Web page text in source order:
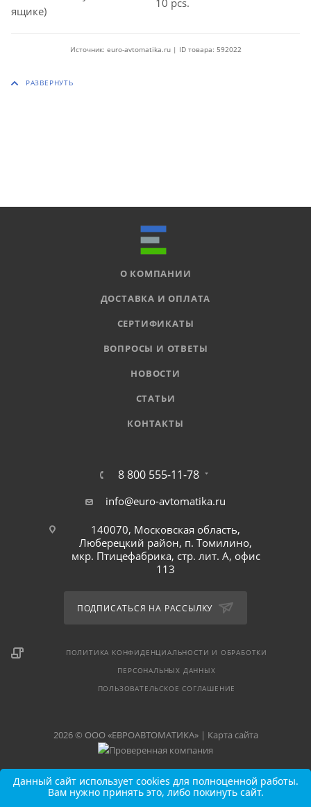
ящике)
Источник: euro-avtomatika.ru | ID товара: 592022
О КОМПАНИИ
ДОСТАВКА И ОПЛАТА
СЕРТИФИКАТЫ
ВОПРОСЫ И ОТВЕТЫ
НОВОСТИ
СТАТЬИ
КОНТАКТЫ
8 800 555-11-78
info@euro-avtomatika.ru
140070, Московская область,
Люберецкий район, п. Томилино,
мкр. Птицефабрика, стр. лит. А, офис
113
ПОДПИСАТЬСЯ НА РАССЫЛКУ
ПОЛИТИКА КОНФИДЕНЦИАЛЬНОСТИ И ОБРАБОТКИ
ПЕРСОНАЛЬНЫХ ДАННЫХ
ПОЛЬЗОВАТЕЛЬСКОЕ СОГЛАШЕНИЕ
2026 © ООО «ЕВРОАВТОМАТИКА» | Карта сайта
Данный сайт использует cookies для полноценной работы.
Вам нужно принять это, либо покинуть сайт.